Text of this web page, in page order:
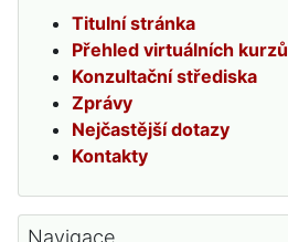
Titulní stránka
Přehled virtuálních kurzů
Konzultační střediska
Zprávy
Nejčastější dotazy
Kontakty
Přeskočit: Navigace
Navigace